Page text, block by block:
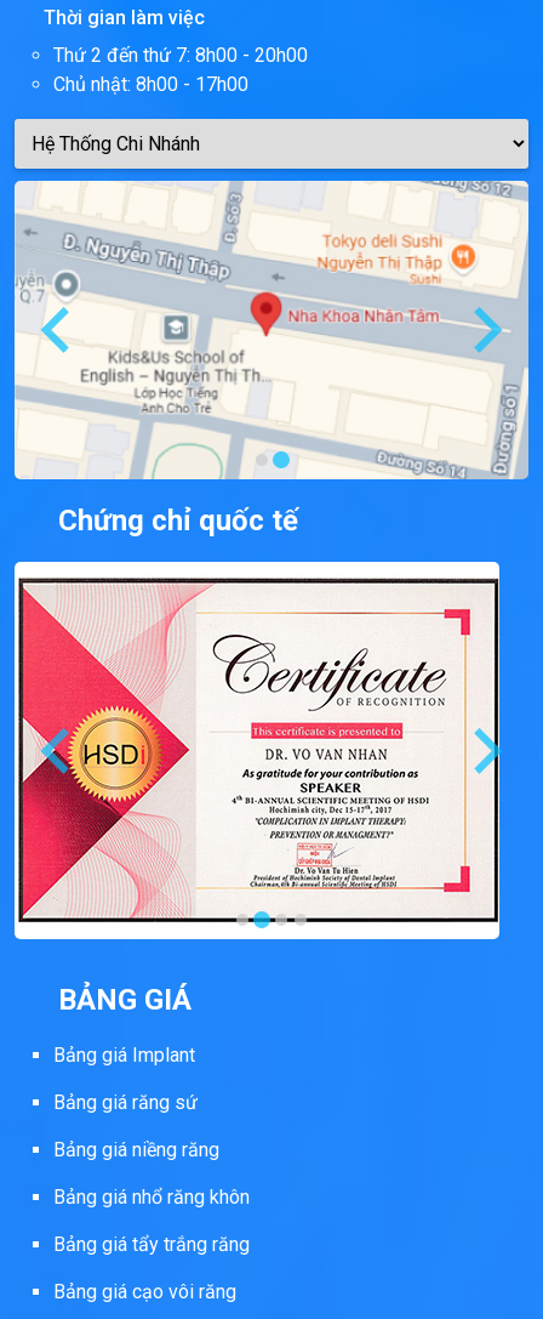
Thời gian làm việc
Thứ 2 đến thứ 7: 8h00 - 20h00
Chủ nhật: 8h00 - 17h00
Chứng chỉ quốc tế
BẢNG GIÁ
Bảng giá Implant
Bảng giá răng sứ
Bảng giá niềng răng
Bảng giá nhổ răng khôn
Bảng giá tẩy trắng răng
Bảng giá cạo vôi răng